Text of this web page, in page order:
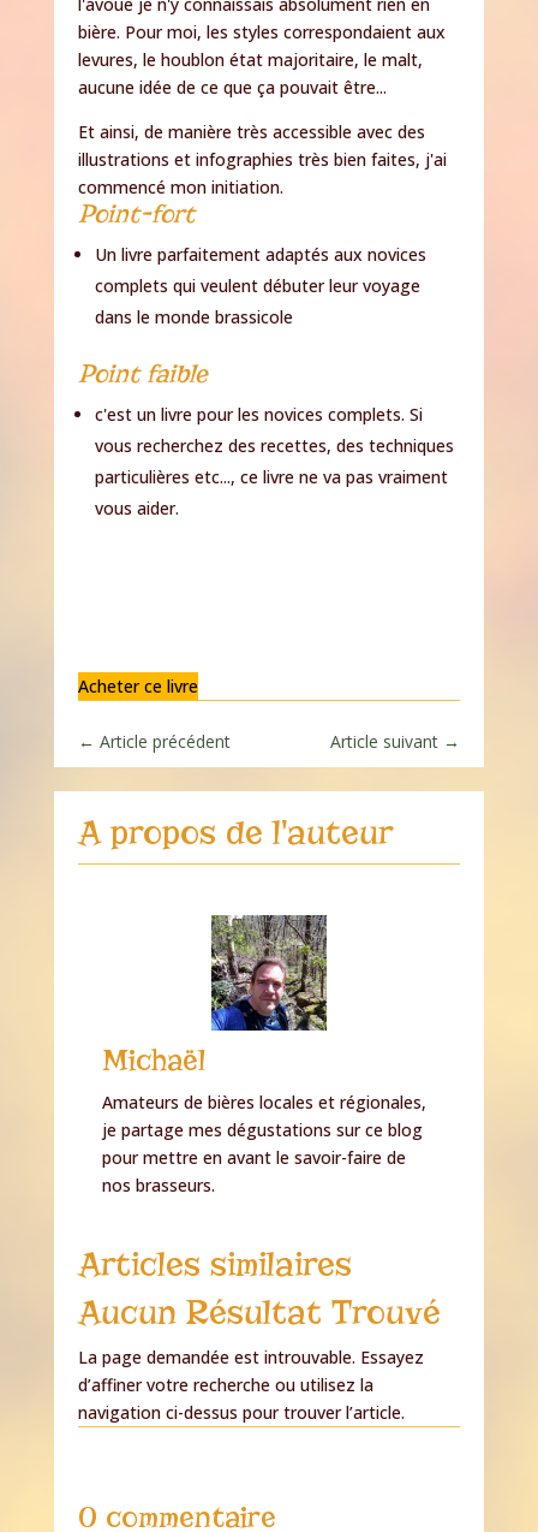
bière. Pour moi, les styles correspondaient aux
levures, le houblon état majoritaire, le malt,
aucune idée de ce que ça pouvait être...
Et ainsi, de manière très accessible avec des
illustrations et infographies très bien faites, j'ai
commencé mon initiation.
Point-fort
Un livre parfaitement adaptés aux novices
complets qui veulent débuter leur voyage
dans le monde brassicole
Point faible
c'est un livre pour les novices complets. Si
vous recherchez des recettes, des techniques
particulières etc..., ce livre ne va pas vraiment
vous aider.
Acheter ce livre
← Article précédent Article suivant →
A propos de l'auteur
Michaël
Amateurs de bières locales et régionales,
je partage mes dégustations sur ce blog
pour mettre en avant le savoir-faire de
nos brasseurs.
Articles similaires
Aucun Résultat Trouvé
La page demandée est introuvable. Essayez
d’affiner votre recherche ou utilisez la
navigation ci-dessus pour trouver l’article.
0 commentaire